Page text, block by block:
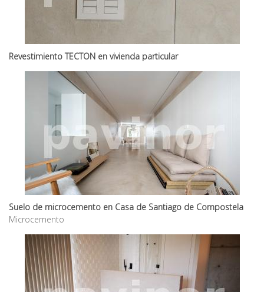
Revestimiento TECTON en vivienda particular
Suelo de microcemento en Casa de Santiago de Compostela
Microcemento